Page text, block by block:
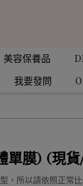
美容保養品
我要發問
單膜) (現貨
，所以請依照正常